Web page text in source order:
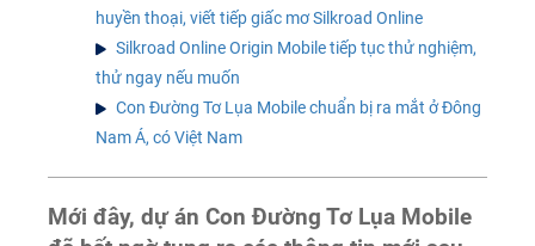
huyền thoại, viết tiếp giấc mơ Silkroad Online
Silkroad Online Origin Mobile tiếp tục thử nghiệm,
thử ngay nếu muốn
Con Đường Tơ Lụa Mobile chuẩn bị ra mắt ở Đông
Nam Á, có Việt Nam
Mới đây, dự án Con Đường Tơ Lụa Mobile